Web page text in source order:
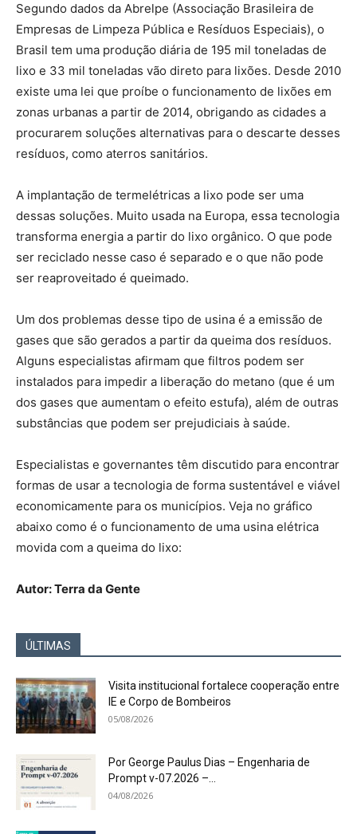
Segundo dados da Abrelpe (Associação Brasileira de
Empresas de Limpeza Pública e Resíduos Especiais), o
Brasil tem uma produção diária de 195 mil toneladas de
lixo e 33 mil toneladas vão direto para lixões. Desde 2010
existe uma lei que proíbe o funcionamento de lixões em
zonas urbanas a partir de 2014, obrigando as cidades a
procurarem soluções alternativas para o descarte desses
resíduos, como aterros sanitários.
A implantação de termelétricas a lixo pode ser uma
dessas soluções. Muito usada na Europa, essa tecnologia
transforma energia a partir do lixo orgânico. O que pode
ser reciclado nesse caso é separado e o que não pode
ser reaproveitado é queimado.
Um dos problemas desse tipo de usina é a emissão de
gases que são gerados a partir da queima dos resíduos.
Alguns especialistas afirmam que filtros podem ser
instalados para impedir a liberação do metano (que é um
dos gases que aumentam o efeito estufa), além de outras
substâncias que podem ser prejudiciais à saúde.
Especialistas e governantes têm discutido para encontrar
formas de usar a tecnologia de forma sustentável e viável
economicamente para os municípios. Veja no gráfico
abaixo como é o funcionamento de uma usina elétrica
movida com a queima do lixo:
Autor: Terra da Gente
ÚLTIMAS
Visita institucional fortalece cooperação entre
IE e Corpo de Bombeiros
05/08/2026
Por George Paulus Dias – Engenharia de
Prompt v-07.2026 –...
04/08/2026